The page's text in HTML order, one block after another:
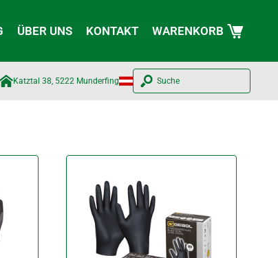
ÜBER UNS KONTAKT WARENKORB
Katztal 38, 5222 Munderfing Suche